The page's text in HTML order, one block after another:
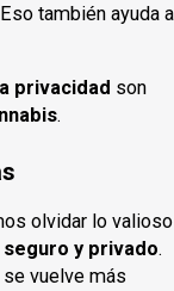
también ayuda a
privacidad son
.
olvidar lo valioso
y privado.
se vuelve más